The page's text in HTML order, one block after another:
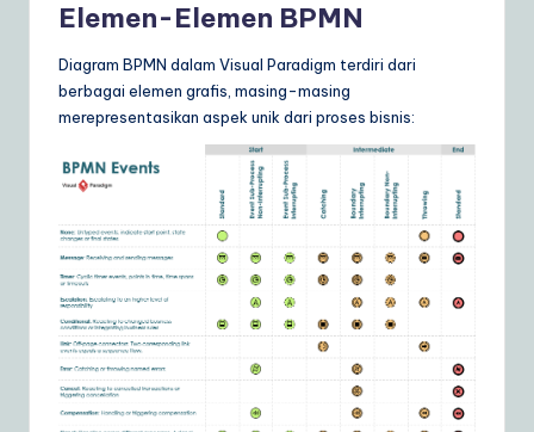
Elemen-Elemen BPMN
Diagram BPMN dalam Visual Paradigm terdiri dari
berbagai elemen grafis, masing-masing
merepresentasikan aspek unik dari proses bisnis: